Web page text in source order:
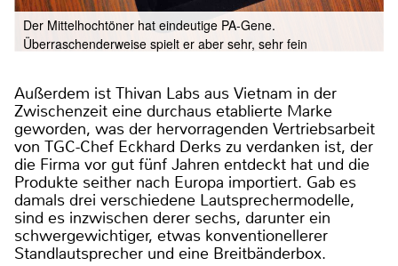
Der Mittelhochtöner hat eindeutige PA-Gene.
Überraschenderweise spielt er aber sehr, sehr fein
Außerdem ist Thivan Labs aus Vietnam in der
Zwischenzeit eine durchaus etablierte Marke
geworden, was der hervorragenden Vertriebsarbeit
von TGC-Chef Eckhard Derks zu verdanken ist, der
die Firma vor gut fünf Jahren entdeckt hat und die
Produkte seither nach Europa importiert. Gab es
damals drei verschiedene Lautsprechermodelle,
sind es inzwischen derer sechs, darunter ein
schwergewichtiger, etwas konventionellerer
Standlautsprecher und eine Breitbänderbox.